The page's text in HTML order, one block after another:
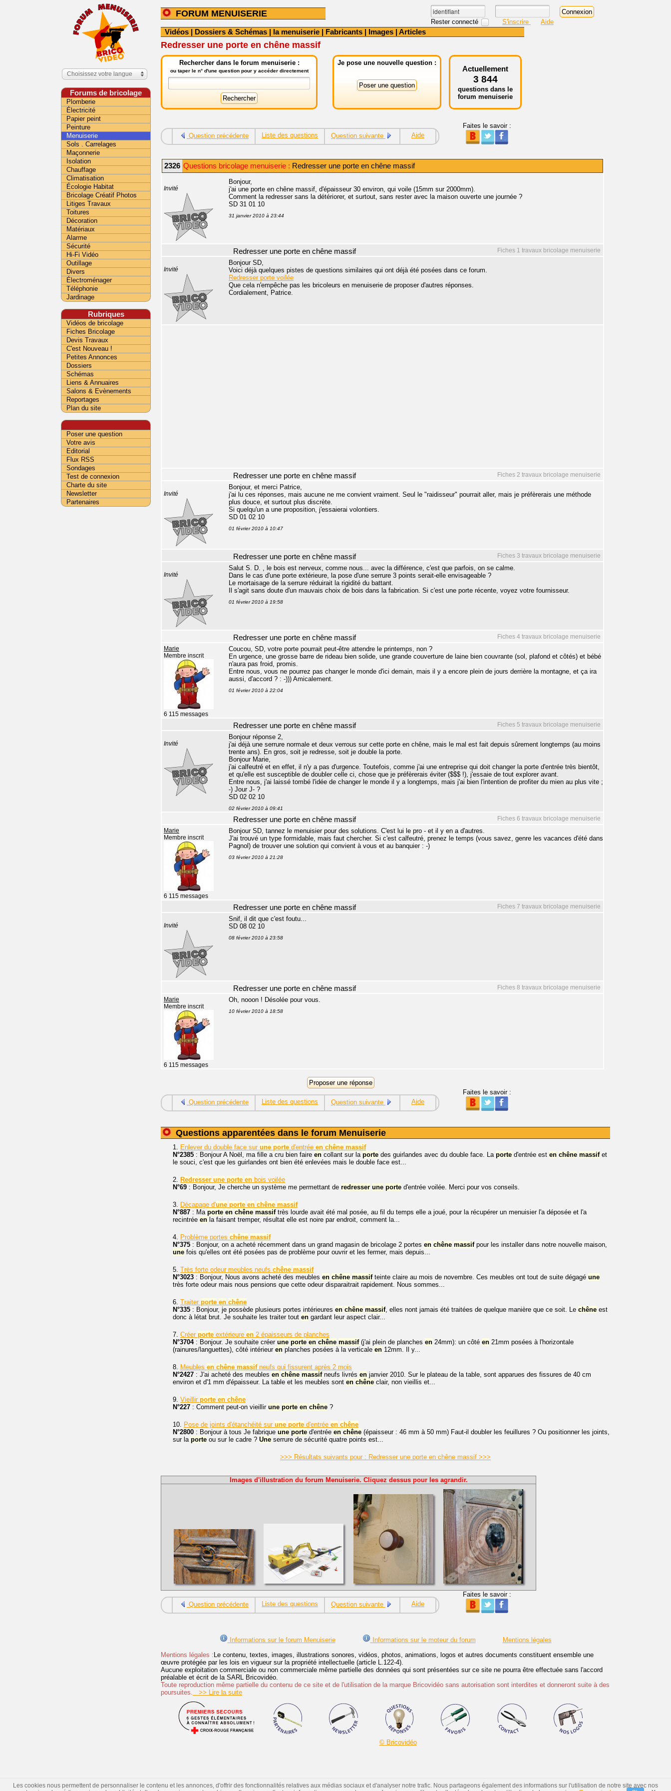
FORUM MENUISERIE
Rester connecté S'inscrire Aide
Vidéos | Dossiers & Schémas | la menuiserie | Fabricants | Images | Articles
Redresser une porte en chêne massif
Rechercher dans le forum menuiserie :
ou taper le n° d'une question pour y accéder directement
Je pose une nouvelle question :
Actuellement
3 844
questions dans le
forum menuiserie
Question précédente Liste des questions Question suivante Aide
Faites le savoir :
2326 Questions bricolage menuiserie : Redresser une porte en chêne massif
Invité
Bonjour,
j'ai une porte en chêne massif, d'épaisseur 30 environ, qui voile (15mm sur 2000mm).
Comment la redresser sans la détériorer, et surtout, sans rester avec la maison ouverte une journée ?
SD 31 01 10
31 janvier 2010 à 23:44
Fiches 1 travaux bricolage menuiserie
Redresser une porte en chêne massif
Invité
Bonjour SD,
Voici déjà quelques pistes de questions similaires qui ont déjà été posées dans ce forum.
Redresser porte voilée
Que cela n'empêche pas les bricoleurs en menuiserie de proposer d'autres réponses.
Cordialement, Patrice.
Fiches 2 travaux bricolage menuiserie
Redresser une porte en chêne massif
Invité
Bonjour, et merci Patrice,
j'ai lu ces réponses, mais aucune ne me convient vraiment. Seul le "raidisseur" pourrait aller, mais je préfèrerais une méthode
plus douce, et surtout plus discrète.
Si quelqu'un a une proposition, j'essaierai volontiers.
SD 01 02 10
01 février 2010 à 10:47
Fiches 3 travaux bricolage menuiserie
Redresser une porte en chêne massif
Invité
Salut S. D. , le bois est nerveux, comme nous... avec la différence, c'est que parfois, on se calme.
Dans le cas d'une porte extérieure, la pose d'une serrure 3 points serait-elle envisageable ?
Le mortaisage de la serrure réduirait la rigidité du battant.
Il s'agit sans doute d'un mauvais choix de bois dans la fabrication. Si c'est une porte récente, voyez votre fournisseur.
01 février 2010 à 19:58
Fiches 4 travaux bricolage menuiserie
Redresser une porte en chêne massif
Marie
Membre inscrit
6 115 messages
Coucou, SD, votre porte pourrait peut-être attendre le printemps, non ?
En urgence, une grosse barre de rideau bien solide, une grande couverture de laine bien couvrante (sol, plafond et côtés) et bébé
n'aura pas froid, promis.
Entre nous, vous ne pourrez pas changer le monde d'ici demain, mais il y a encore plein de jours derrière la montagne, et ça ira
aussi, d'accord ? : -))) Amicalement.
01 février 2010 à 22:04
Fiches 5 travaux bricolage menuiserie
Redresser une porte en chêne massif
Invité
Bonjour réponse 2,
j'ai déjà une serrure normale et deux verrous sur cette porte en chêne, mais le mal est fait depuis sûrement longtemps (au moins
trente ans). En gros, soit je redresse, soit je double la porte.
Bonjour Marie,
j'ai calfeutré et en effet, il n'y a pas d'urgence. Toutefois, comme j'ai une entreprise qui doit changer la porte d'entrée très bientôt,
et qu'elle est susceptible de doubler celle ci, chose que je préfèrerais éviter ($$$ !), j'essaie de tout explorer avant.
Entre nous, j'ai laissé tombé l'idée de changer le monde il y a longtemps, mais j'ai bien l'intention de profiter du mien au plus vite ;
-) Jour J- ?
SD 02 02 10
02 février 2010 à 09:41
Fiches 6 travaux bricolage menuiserie
Redresser une porte en chêne massif
Marie
Membre inscrit
6 115 messages
Bonjour SD, tannez le menuisier pour des solutions. C'est lui le pro - et il y en a d'autres.
J'ai trouvé un type formidable, mais faut chercher. Si c'est calfeutré, prenez le temps (vous savez, genre les vacances d'été dans
Pagnol) de trouver une solution qui convient à vous et au banquier : -)
03 février 2010 à 21:28
Fiches 7 travaux bricolage menuiserie
Redresser une porte en chêne massif
Invité
Snif, il dit que c'est foutu...
SD 08 02 10
08 février 2010 à 23:58
Fiches 8 travaux bricolage menuiserie
Redresser une porte en chêne massif
Marie
Membre inscrit
6 115 messages
Oh, nooon ! Désolée pour vous.
10 février 2010 à 18:58
Question précédente Liste des questions Question suivante Aide
Faites le savoir :
Questions apparentées dans le forum Menuiserie
1. Enlever du double face sur une porte d'entrée en chêne massif
N°2385 : Bonjour A Noël, ma fille a cru bien faire en collant sur la porte des guirlandes avec du double face. La porte d'entrée est en chêne massifet
le souci, c'est que les guirlandes ont bien été enlevées mais le double face est...
2. Redresser une porte en bois voilée
N°69 : Bonjour, Je cherche un système me permettant de redresser une porte d'entrée voilée. Merci pour vos conseils.
3. Décapage d'une porte en chêne massif
N°887 : Ma porte en chêne massiftrès lourde avait été mal posée, au fil du temps elle a joué, pour la récupérer un menuisier l'a déposée et l'a
recintrée en la faisant tremper, résultat elle est noire par endroit, comment la...
4. Problème portes chêne massif
N°375 : Bonjour, on a acheté récemment dans un grand magasin de bricolage 2 portes en chêne massifpour les installer dans notre nouvelle maison,
une fois qu'elles ont été posées pas de problème pour ouvrir et les fermer, mais depuis...
5. Très forte odeur meubles neufs chêne massif
N°3023 : Bonjour, Nous avons acheté des meubles en chêne massifteinte claire au mois de novembre. Ces meubles ont tout de suite dégagé une
très forte odeur mais nous pensions que cette odeur disparaitrait rapidement. Nous sommes...
6. Traiter porte en chêne
N°335 : Bonjour, je possède plusieurs portes intérieures en chêne massif, elles nont jamais été traitées de quelque manière que ce soit. Le chêne est
donc à létat brut. Je souhaite les traiter tout en gardant leur aspect clair...
7. Créer porte extérieure en 2 épaisseurs de planches
N°3704: Bonjour. Je souhaite créer une porte en chêne massif(j'ai plein de planches en 24mm): un côté en 21mm posées à l'horizontale
(rainures/languettes), côté intérieur en planches posées à la verticale en 12mm. Il y...
8. Meubles en chêne massifneufs qui fissurent après 2 mois
N°2427 : J'ai acheté des meubles en chêne massifneufs livrés en janvier 2010. Sur le plateau de la table, sont apparues des fissures de 40 cm
environ et d'1 mm d'épaisseur. La table et les meubles sont en chêne clair, non vieillis et...
9. Vieillir porte en chêne
N°227 : Comment peut-on vieillir une porte en chêne ?
10. Pose de joints d'étanchéité sur une porte d'entrée en chêne
N°2800 : Bonjour à tous Je fabrique une porte d'entrée en chêne (épaisseur : 46 mm à 50 mm) Faut-il doubler les feuillures ? Ou positionner les joints,
sur la porte ou sur le cadre ? Une serrure de sécurité quatre points est...
>>> Résultats suivants pour : Redresser une porte en chêne massif >>>
Images d'illustration du forum Menuiserie. Cliquez dessus pour les agrandir.
Question précédente Liste des questions Question suivante Aide
Faites le savoir :
Informations sur le forum Menuiserie Informations sur le moteur du forum
Mentions légales
Mentions légales : Le contenu, textes, images, illustrations sonores, vidéos, photos, animations, logos et autres documents constituent ensemble une
œuvre protégée par les lois en vigueur sur la propriété intellectuelle (article L.122-4).
Aucune exploitation commerciale ou non commerciale même partielle des données qui sont présentées sur ce site ne pourra être effectuée sans l'accord
préalable et écrit de la SARL Bricovidéo.
Toute reproduction même partielle du contenu de ce site et de l'utilisation de la marque Bricovidéo sans autorisation sont interdites et donneront suite à des
poursuites. >> Lire la suite
© Bricovidéo
Choisissez votre langue
Forums de bricolage
Plomberie
Électricité
Papier peint
Peinture
Menuiserie
Sols . Carrelages
Maçonnerie
Isolation
Chauffage
Climatisation
Écologie Habitat
Bricolage Créatif Photos
Litiges Travaux
Toitures
Décoration
Matériaux
Alarme
Sécurité
Hi-Fi Vidéo
Outillage
Divers
Électroménager
Téléphonie
Jardinage
Rubriques
Vidéos de bricolage
Fiches Bricolage
Devis Travaux
C'est Nouveau !
Petites Annonces
Dossiers
Schémas
Liens & Annuaires
Salons & Evènements
Reportages
Plan du site
Poser une question
Votre avis
Editorial
Flux RSS
Sondages
Test de connexion
Charte du site
Newsletter
Partenaires
Les cookies nous permettent de personnaliser le contenu et les annonces, d'offrir des fonctionnalités relatives aux médias sociaux et d'analyser notre trafic. Nous partageons également des informations sur l'utilisation de notre site avec nos